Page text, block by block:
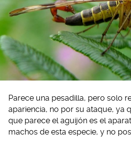
Parece una pesadilla, pero solo
apariencia, no por su ataque, ya
que parece el aguijón es el
machos de esta especie, y no